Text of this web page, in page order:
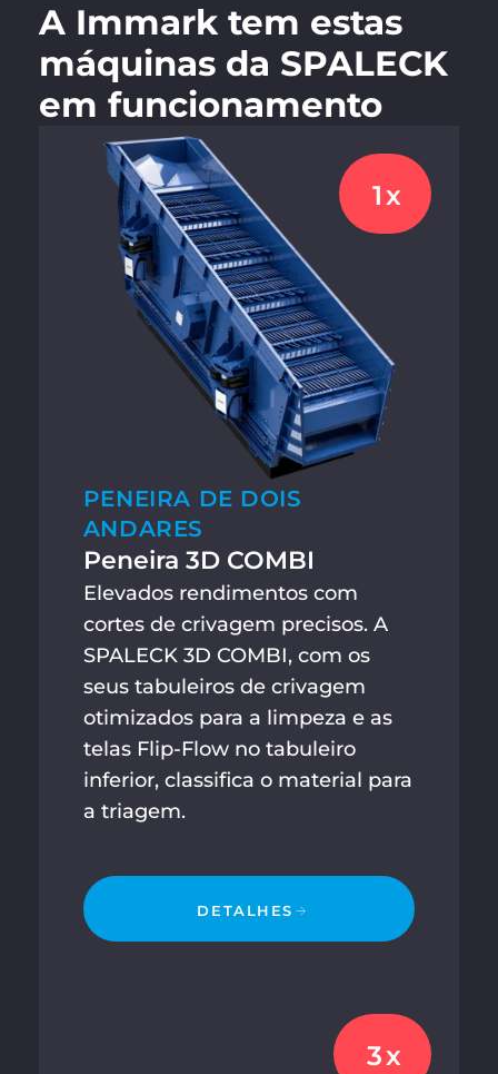
A Immark tem estas
máquinas da SPALECK
em funcionamento
1x
PENEIRA DE DOIS
ANDARES
Peneira 3D COMBI
Elevados rendimentos com
cortes de crivagem precisos. A
SPALECK 3D COMBI, com os
seus tabuleiros de crivagem
otimizados para a limpeza e as
telas Flip-Flow no tabuleiro
inferior, classifica o material para
a triagem.
DETALHES
3x